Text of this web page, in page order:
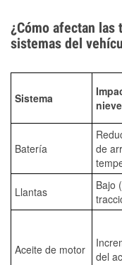
¿Cómo afectan las
sistemas del
Sistema
nieve
Batería
de
Llantas
Bajo
Aceite de motor
del